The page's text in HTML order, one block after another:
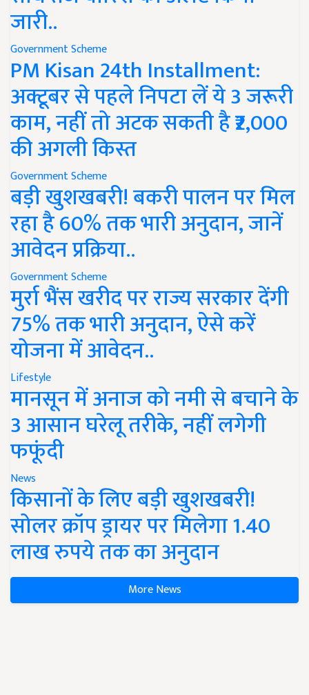
जारी..
Government Scheme
PM Kisan 24th Installment:
अक्टूबर से पहले निपटा लें ये 3 जरूरी
काम, नहीं तो अटक सकती है ₹2,000
की अगली किस्त
Government Scheme
बड़ी खुशखबरी! बकरी पालन पर मिल
रहा है 60% तक भारी अनुदान, जानें
आवेदन प्रक्रिया..
Government Scheme
मुर्रा भैंस खरीद पर राज्य सरकार देंगी
75% तक भारी अनुदान, ऐसे करें
योजना में आवेदन..
Lifestyle
मानसून में अनाज को नमी से बचाने के
3 आसान घरेलू तरीके, नहीं लगेगी
फफूंदी
News
किसानों के लिए बड़ी खुशखबरी!
सोलर क्रॉप ड्रायर पर मिलेगा 1.40
लाख रुपये तक का अनुदान
More News